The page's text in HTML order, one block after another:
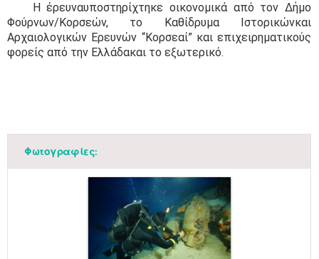
Η έρευναυποστηρίχτηκε οικονομικά από τον Δήμο
Φούρνων/Κορσεών, το Καθίδρυμα Ιστορικώνκαι
Αρχαιολογικών Ερευνών “Κορσεαί” και επιχειρηματικούς
φορείς από την Ελλάδακαι το εξωτερικό.​
Φωτογραφίες: